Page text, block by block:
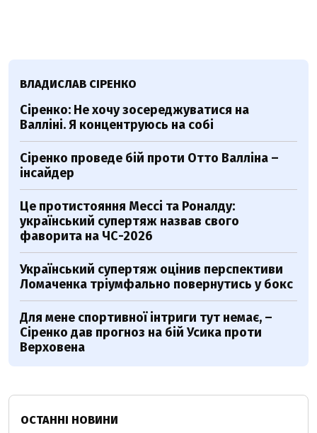
ВЛАДИСЛАВ СІРЕНКО
Сіренко: Не хочу зосереджуватися на
Валліні. Я концентруюсь на собі
Сіренко проведе бій проти Отто Валліна –
інсайдер
Це протистояння Мессі та Роналду:
український супертяж назвав свого
фаворита на ЧС-2026
Український супертяж оцінив перспективи
Ломаченка тріумфально повернутись у бокс
Для мене спортивної інтриги тут немає, –
Сіренко дав прогноз на бій Усика проти
Верховена
ОСТАННІ НОВИНИ